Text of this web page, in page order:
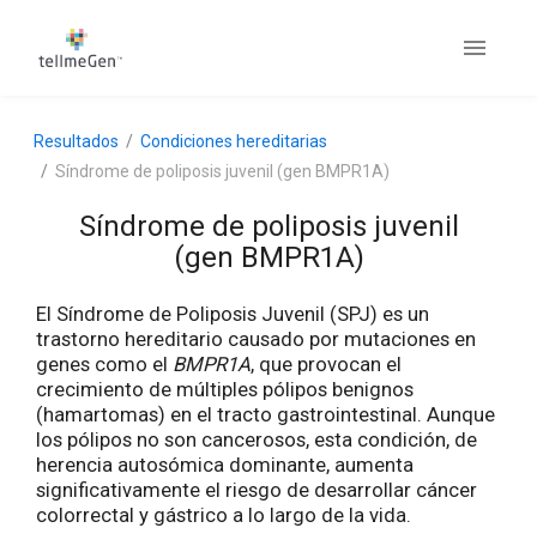
Resultados
Condiciones hereditarias
Síndrome de poliposis juvenil (gen BMPR1A)
Síndrome de poliposis juvenil
(gen BMPR1A)
El Síndrome de Poliposis Juvenil (SPJ) es un
trastorno hereditario causado por mutaciones en
genes como el BMPR1A, que provocan el
crecimiento de múltiples pólipos benignos
(hamartomas) en el tracto gastrointestinal. Aunque
los pólipos no son cancerosos, esta condición, de
herencia autosómica dominante, aumenta
significativamente el riesgo de desarrollar cáncer
colorrectal y gástrico a lo largo de la vida.